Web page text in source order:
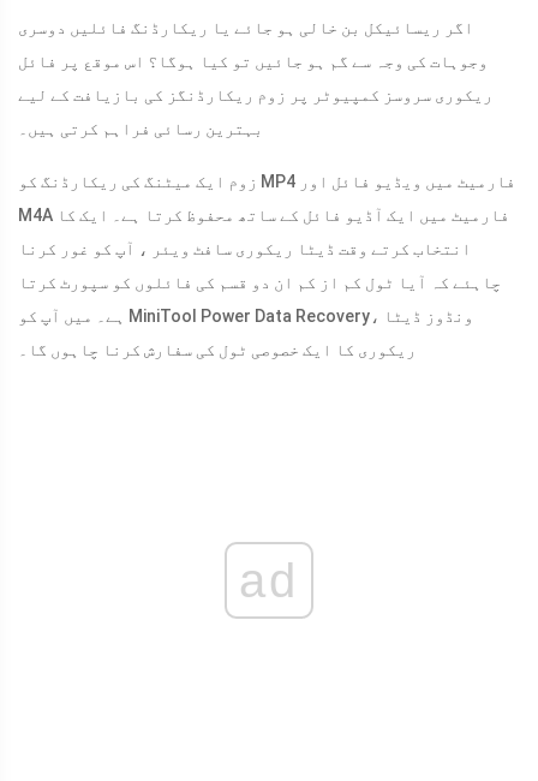
اگر ریسائیکل بن خالی ہو جائے یا ریکارڈنگ فائلیں دوسری
وجوہات کی وجہ سے گم ہو جائیں تو کیا ہوگا؟ اس موقع پر فائل
ریکوری سروسز کمپیوٹر پر زوم ریکارڈنگز کی بازیافت کے لیے
بہترین رسائی فراہم کرتی ہیں۔
زوم ایک میٹنگ کی ریکارڈنگ کو MP4 فارمیٹ میں ویڈیو فائل اور
M4A فارمیٹ میں ایک آڈیو فائل کے ساتھ محفوظ کرتا ہے۔ ایک کا
انتخاب کرتے وقت ڈیٹا ریکوری سافٹ ویئر ، آپ کو غور کرنا
چاہئے کہ آیا ٹول کم از کم ان دو قسم کی فائلوں کو سپورٹ کرتا
ہے۔ میں آپ کو MiniTool Power Data Recovery، ونڈوز ڈیٹا
ریکوری کا ایک خصوصی ٹول کی سفارش کرنا چاہوں گا۔
ad